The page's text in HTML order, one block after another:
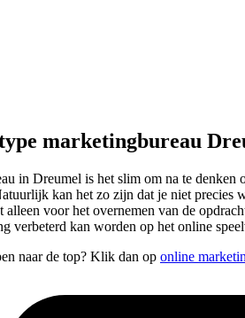
marketingbureau
in Dreumel is het slim om na te
kan het zo zijn dat je niet precies
voor het overnemen van de
verbeterd kan worden op het online
naar de top? Klik dan op online